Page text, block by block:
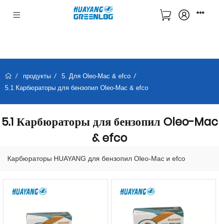
продукты
5. Для Oleo-Mac & efco
5.1 Карбюраторы для бензопил Oleo-Mac & efco
5.1 Карбюраторы для бензопил Oleo-Mac
& efco
Карбюраторы HUAYANG для бензопил Oleo-Mac и efco